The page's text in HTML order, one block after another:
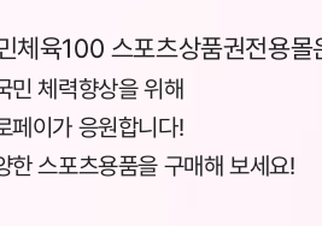
체육100 스포츠상품권전용몰
민 체력향상을 위해
페이가 응원합니다!
한 스포츠용품을 구매해 보세요!